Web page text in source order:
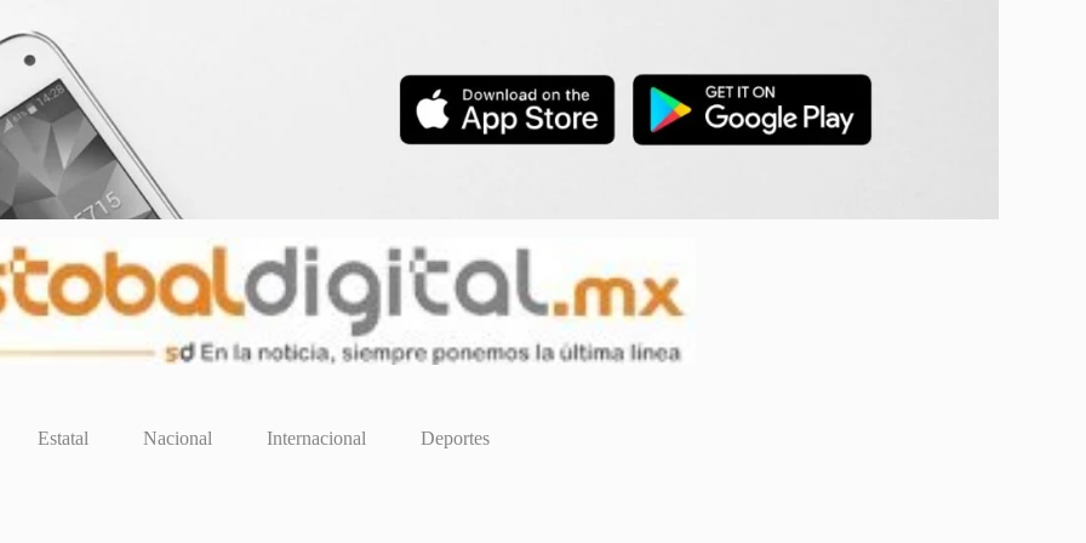
Estatal Nacional Internacional Deportes